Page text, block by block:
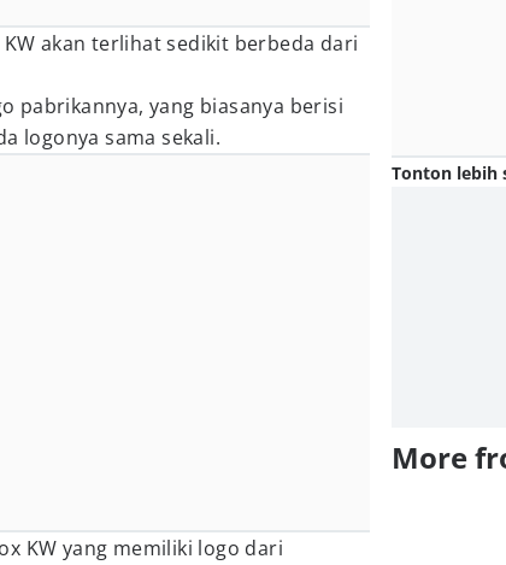
akan terlihat sedikit berbeda dari
pabrikannya, yang biasanya berisi
logonya sama sekali.
KW yang memiliki logo dari
Tonton lebih
More